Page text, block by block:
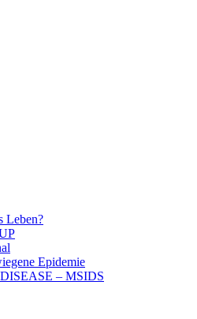
Leben?
Epidemie
– MSIDS